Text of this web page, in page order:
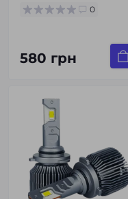
0
580 грн